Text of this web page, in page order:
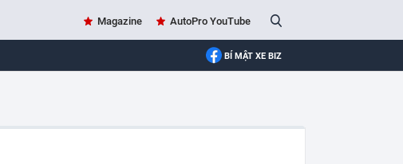
Magazine AutoPro YouTube
BÍ MẬT XE BIZ